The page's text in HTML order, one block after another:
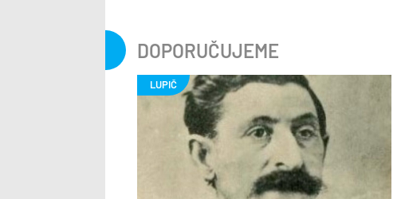
DOPORUČUJEME